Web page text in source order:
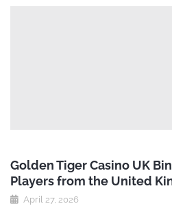
Golden Tiger Casino UK
Players from the United
April 27, 2026